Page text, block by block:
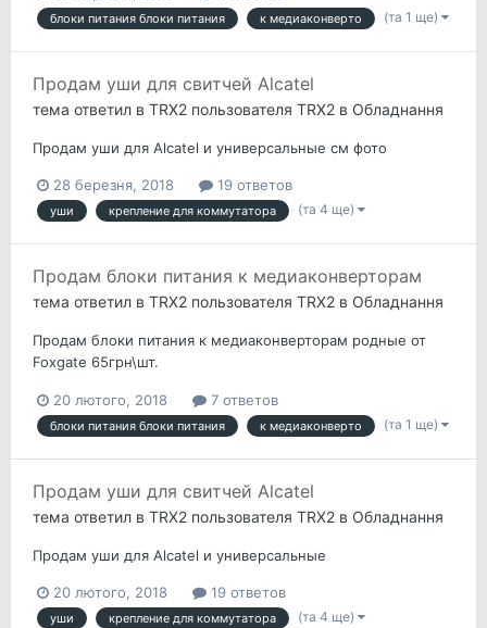
блоки питания блоки питания к медиаконверто (та 1 ще)
Продам уши для свитчей Alcatel
тема ответил в TRX2 пользователя TRX2 в Обладнання
Продам уши для Alcatel и универсальные см фото
28 березня, 2018 19 ответов
уши крепление для коммутатора (та 4 ще)
Продам блоки питания к медиаконверторам
тема ответил в TRX2 пользователя TRX2 в Обладнання
Продам блоки питания к медиаконверторам родные от
Foxgate 65грн\шт.
20 лютого, 2018 7 ответов
блоки питания блоки питания к медиаконверто (та 1 ще)
Продам уши для свитчей Alcatel
тема ответил в TRX2 пользователя TRX2 в Обладнання
Продам уши для Alcatel и универсальные
20 лютого, 2018 19 ответов
уши крепление для коммутатора (та 4 ще)